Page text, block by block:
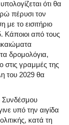
ότι θα
πέρυσι τον
το εισιτήριο
Κάποιοι από τους
δρομολόγια,
στις γραμμές της
του 2029 θα
Συνδέσμου
υπό την αιγίδα
κατά τη